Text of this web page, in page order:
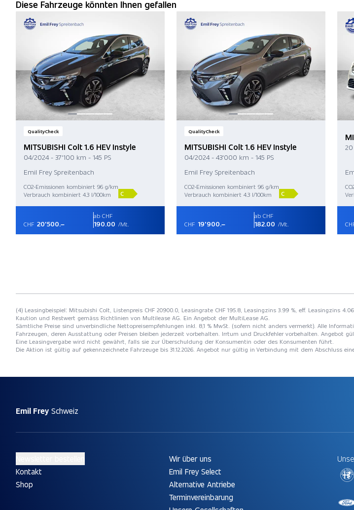
Diese Fahrzeuge könnten Ihnen gefallen
QualityCheck
MITSUBISHI Colt 1.6 HEV Instyle
04/2024 - 37'100 km - 145 PS
Emil Frey Spreitenbach
CO2-Emissionen kombiniert 96 g/km
Verbrauch kombiniert 4.3 l/100km
C
CHF 20'500.–
ab CHF
190.00 /Mt.
QualityCheck
MITSUBISHI Colt 1.6 HEV Instyle
04/2024 - 43'000 km - 145 PS
Emil Frey Spreitenbach
CO2-Emissionen kombiniert 96 g/km
Verbrauch kombiniert 4.3 l/100km
C
CHF 19'900.–
ab CHF
182.00 /Mt.
20
(4) Leasingbeispiel: Mitsubishi Colt, Listenpreis CHF 20900.0, Leasingrate CHF 195.8, Leasingzins 3.99 %, eff. Leasingzins
Kaution und Restwert gemäss Richtlinien von Multilease AG. Ein Angebot der MultiLease AG.
Sämtliche Preise sind unverbindliche Nettopreisempfehlungen inkl. 8,1 % MwSt. (sofern nicht anders vermerkt). Alle
Fahrzeugen, deren Ausstattung oder Preisen bleiben jederzeit vorbehalten. Irrtum und Druckfehler vorbehalten. Angebot
Eine Leasingvergabe wird nicht gewährt, falls sie zur Überschuldung der Konsumentin oder des Konsumenten führt.
Die Aktion ist gültig auf gekennzeichnete Fahrzeuge bis 31.12.2026. Angebot nur gültig in Verbindung mit dem Abschluss
Emil Frey Schweiz
Kontakt
Shop
Wir über uns
Emil Frey Select
Alternative Antriebe
Terminvereinbarung